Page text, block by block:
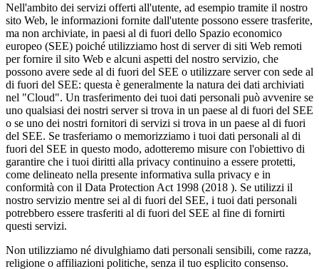
Nell'ambito dei servizi offerti all'utente, ad esempio tramite il nostro
sito Web, le informazioni fornite dall'utente possono essere trasferite,
ma non archiviate, in paesi al di fuori dello Spazio economico
europeo (SEE) poiché utilizziamo host di server di siti Web remoti
per fornire il sito Web e alcuni aspetti del nostro servizio, che
possono avere sede al di fuori del SEE o utilizzare server con sede al
di fuori del SEE: questa è generalmente la natura dei dati archiviati
nel "Cloud". Un trasferimento dei tuoi dati personali può avvenire se
uno qualsiasi dei nostri server si trova in un paese al di fuori del SEE
o se uno dei nostri fornitori di servizi si trova in un paese al di fuori
del SEE. Se trasferiamo o memorizziamo i tuoi dati personali al di
fuori del SEE in questo modo, adotteremo misure con l'obiettivo di
garantire che i tuoi diritti alla privacy continuino a essere protetti,
come delineato nella presente informativa sulla privacy e in
conformità con il Data Protection Act 1998 (2018 ). Se utilizzi il
nostro servizio mentre sei al di fuori del SEE, i tuoi dati personali
potrebbero essere trasferiti al di fuori del SEE al fine di fornirti
questi servizi.
Non utilizziamo né divulghiamo dati personali sensibili, come razza,
religione o affiliazioni politiche, senza il tuo esplicito consenso.